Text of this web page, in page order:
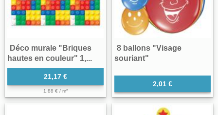
Déco murale "Briques
hautes en couleur" 1,...
21,17 €
1,88 € / m²
8 ballons "Visage
souriant"
2,01 €